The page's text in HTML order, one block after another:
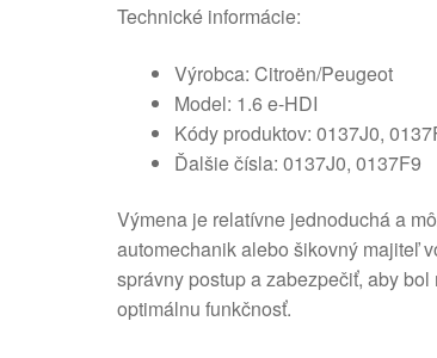
Technické informácie:
Výrobca: Citroën/Peugeot
Model: 1.6 e-HDI
Kódy produktov: 0137J0,
Ďalšie čísla: 0137J0, 0137F9
Výmena je relatívne jednoduchá a
automechanik alebo šikovný majiteľ
správny postup a zabezpečiť, aby
optimálnu funkčnosť.